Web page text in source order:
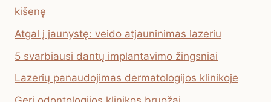
kišenę
Atgal į jaunystę: veido atjauninimas lazeriu
5 svarbiausi dantų implantavimo žingsniai
Lazerių panaudojimas dermatologijos klinikoje